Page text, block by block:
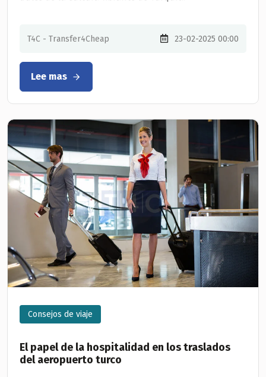
T4C - Transfer4Cheap 23-02-2025 00:00
Lee mas
Consejos de viaje
El papel de la hospitalidad en los traslados
del aeropuerto turco